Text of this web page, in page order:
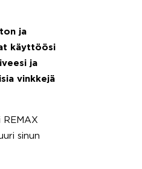
ja
käyttöösi
ja
vinkkejä
sinun